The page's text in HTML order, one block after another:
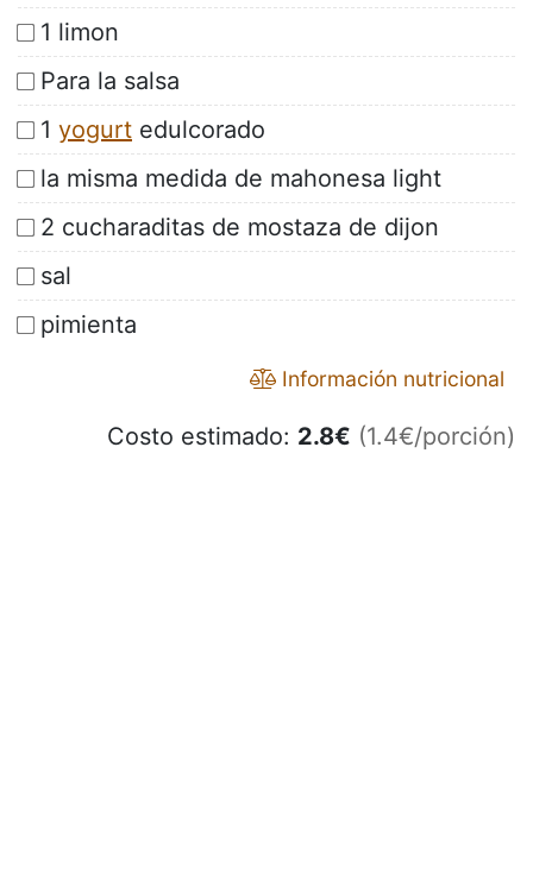
1 limon
Para la salsa
1 yogurt edulcorado
la misma medida de mahonesa light
2 cucharaditas de mostaza de dijon
sal
pimienta
Información nutricional
Costo estimado: 2.8€ (1.4€/porción)